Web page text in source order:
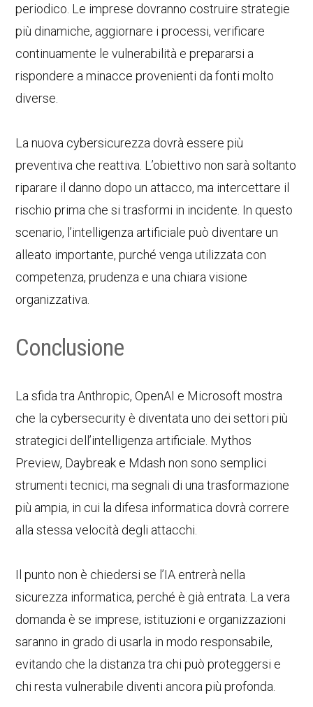
periodico. Le imprese dovranno costruire strategie
più dinamiche, aggiornare i processi, verificare
continuamente le vulnerabilità e prepararsi a
rispondere a minacce provenienti da fonti molto
diverse.
La nuova cybersicurezza dovrà essere più
preventiva che reattiva. L’obiettivo non sarà soltanto
riparare il danno dopo un attacco, ma intercettare il
rischio prima che si trasformi in incidente. In questo
scenario, l’intelligenza artificiale può diventare un
alleato importante, purché venga utilizzata con
competenza, prudenza e una chiara visione
organizzativa.
Conclusione
La sfida tra Anthropic, OpenAI e Microsoft mostra
che la cybersecurity è diventata uno dei settori più
strategici dell’intelligenza artificiale. Mythos
Preview, Daybreak e Mdash non sono semplici
strumenti tecnici, ma segnali di una trasformazione
più ampia, in cui la difesa informatica dovrà correre
alla stessa velocità degli attacchi.
Il punto non è chiedersi se l’IA entrerà nella
sicurezza informatica, perché è già entrata. La vera
domanda è se imprese, istituzioni e organizzazioni
saranno in grado di usarla in modo responsabile,
evitando che la distanza tra chi può proteggersi e
chi resta vulnerabile diventi ancora più profonda.